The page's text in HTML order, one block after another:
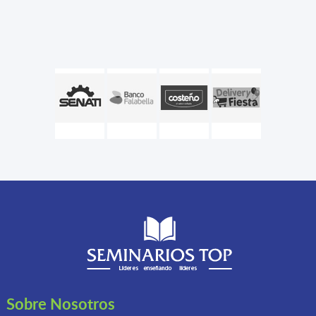
Sobre Nosotros